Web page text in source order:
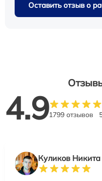
Оставить отзыв о
4.91799 отзывов
Куликов Никита